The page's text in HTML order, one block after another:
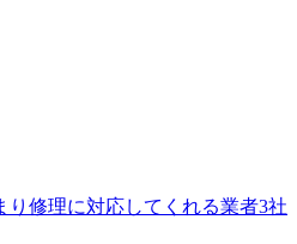
り修理に対応してくれる業者3社